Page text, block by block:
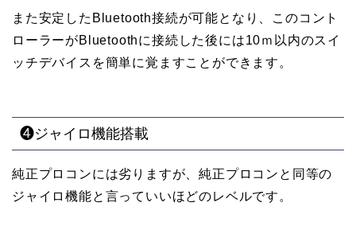
また安定したBluetooth接続が可能となり、このコント
ローラーがBluetoothに接続した後には10ｍ以内のスイ
ッチデバイスを簡単に覚ますことができます。
❹ジャイロ機能搭載
純正プロコンには劣りますが、純正プロコンと同等の
ジャイロ機能と言っていいほどのレベルです。